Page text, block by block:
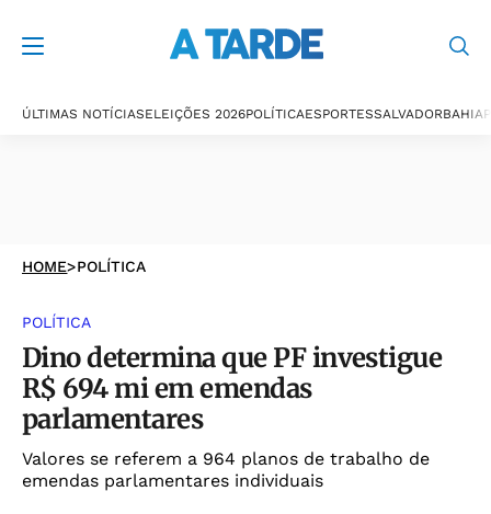
ÚLTIMAS NOTÍCIASELEIÇÕES 2026POLÍTICAESPORTESSALVADORBAHIA
HOME>POLÍTICA
POLÍTICA
Dino determina que PF investigue
R$ 694 mi em emendas
parlamentares
Valores se referem a 964 planos de trabalho de
emendas parlamentares individuais